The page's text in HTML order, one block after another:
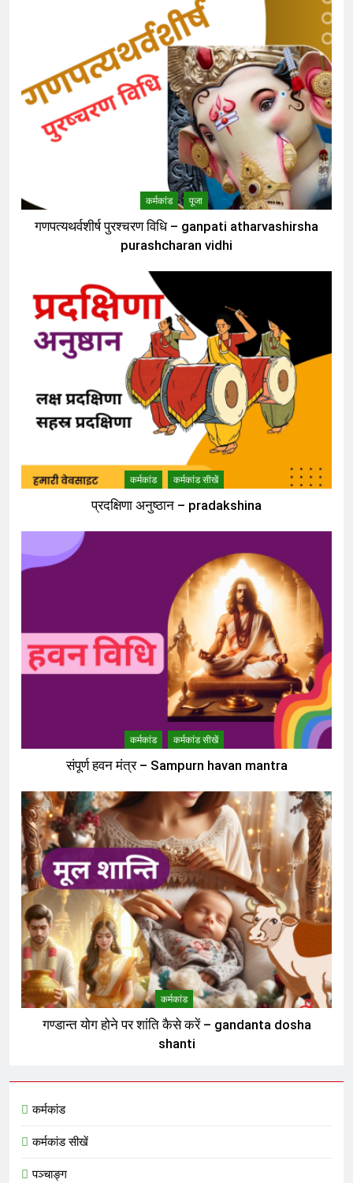
कर्मकांड पूजा
गणपत्यथर्वशीर्ष पुरश्चरण विधि – ganpati atharvashirsha
purashcharan vidhi
कर्मकांड कर्मकांड सीखें
प्रदक्षिणा अनुष्ठान – pradakshina
कर्मकांड कर्मकांड सीखें
संपूर्ण हवन मंत्र – Sampurn havan mantra
कर्मकांड
गण्डान्त योग होने पर शांति कैसे करें – gandanta dosha
shanti
कर्मकांड
कर्मकांड सीखें
पञ्चाङ्ग